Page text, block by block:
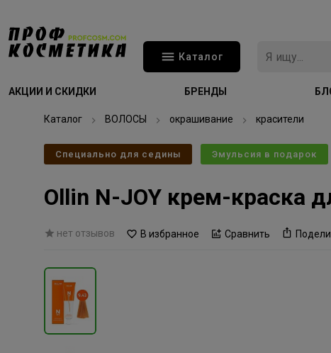
Каталог
АКЦИИ И СКИДКИ БРЕНДЫ
Каталог ВОЛОСЫ окрашивание красители
Специально для седины Эмульсия в подарок
Ollin N-JOY крем-краска
нет отзывов В избранное Сравнить